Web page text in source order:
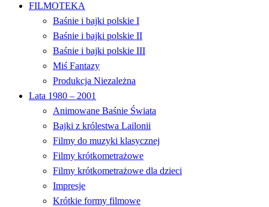
FILMOTEKA
Baśnie i bajki polskie I
Baśnie i bajki polskie II
Baśnie i bajki polskie III
Miś Fantazy
Produkcja Niezależna
Lata 1980 – 2001
Animowane Baśnie Świata
Bajki z królestwa Lailonii
Filmy do muzyki klasycznej
Filmy krótkometrażowe
Filmy krótkometrażowe dla dzieci
Impresje
Krótkie formy filmowe